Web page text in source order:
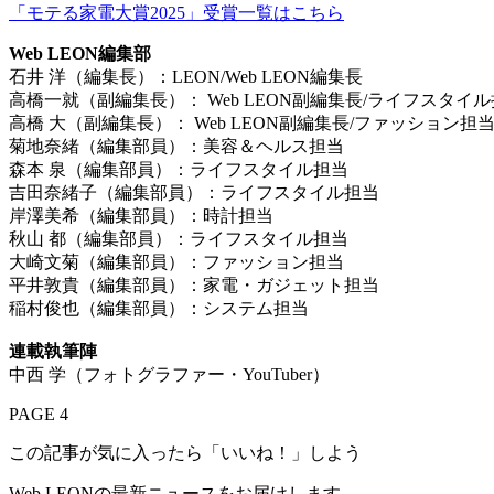
「モテる家電大賞2025」受賞一覧はこちら
Web LEON編集部
石井 洋（編集長）：LEON/Web LEON編集長
高橋一就（副編集長）： Web LEON副編集長/ライフスタイル
高橋 大（副編集長）： Web LEON副編集長/ファッション担当
菊地奈緒（編集部員）：美容＆ヘルス担当
森本 泉（編集部員）：ライフスタイル担当
吉田奈緒子（編集部員）：ライフスタイル担当
岸澤美希（編集部員）：時計担当
秋山 都（編集部員）：ライフスタイル担当
大崎文菊（編集部員）：ファッション担当
平井敦貴（編集部員）：家電・ガジェット担当
稲村俊也（編集部員）：システム担当
連載執筆陣
中西 学（フォトグラファー・YouTuber）
PAGE 4
この記事が気に入ったら「いいね！」しよう